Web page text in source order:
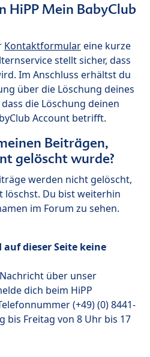
HiPP Mein BabyClub
Kontaktformulareine kurze
stellt sicher, dass
Im Anschluss erhältst du
über die Löschung deines
die Löschung deinen
Account betrifft.
Beiträgen,
gelöscht wurde?
werden nicht gelöscht,
löschst. Du bist weiterhin
im Forum zu sehen.
dieser Seite keine
über unser
dich beim HiPP
(+49) (0) 8441-
bis Freitag von 8 Uhr bis 17